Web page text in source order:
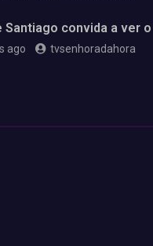
Santiago convida a ver
ago tvsenhoradahora